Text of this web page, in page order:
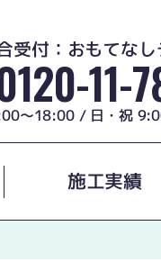
受付：おもてなし
11-
～18:00 / 日・祝
施工実績